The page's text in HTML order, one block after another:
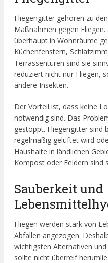
Fliegengitter gehören zu
Maßnahmen gegen
überhaupt in Wohnräume
Küchenfenstern,
Terrassentüren sind sie
reduziert nicht nur Fliegen,
andere Insekten.
Der Vorteil ist, dass keine
notwendig sind. Das
gestoppt. Fliegengitter sind
regelmäßig gelüftet wird
Haushalte in ländlichen
Kompost oder Feldern sind
Sauberkeit und
Fliegen werden stark von
Abfällen angezogen.
wichtigsten Alternativen
sollte nicht überreif